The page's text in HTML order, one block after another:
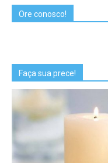
Ore conosco!
Faça sua prece!